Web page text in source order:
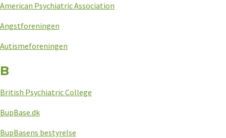
American Psychiatric Association
Angstforeningen
Autismeforeningen
B
British Psychiatric College
BupBase.dk
BupBasens bestyrelse